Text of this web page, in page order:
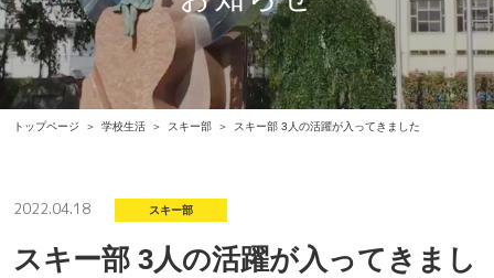
トップページ 学校生活 スキー部 スキー部 3人の活躍が入ってきました
2022.04.18 スキー部
スキー部 3人の活躍が入ってきまし